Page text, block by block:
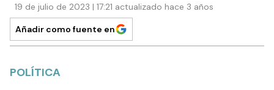
19 de julio de 2023 | 17:21 actualizado hace 3 años
Añadir como fuente en
POLÍTICA